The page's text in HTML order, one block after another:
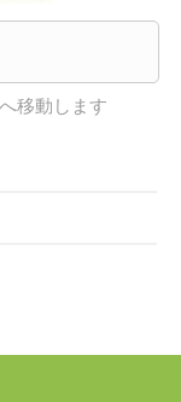
移動します